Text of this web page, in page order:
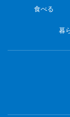
食べる
暮